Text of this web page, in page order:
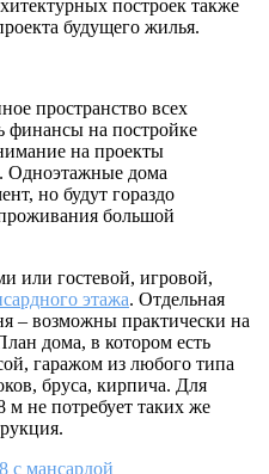
построек также
будущего жилья.
пространство всех
финансы на постройке
на проекты
Одноэтажные дома
но будут гораздо
большой
или гостевой, игровой,
этажа. Отдельная
– возможны практически на
дома, в котором есть
гаражом из любого типа
бруса, кирпича. Для
м не потребует таких же